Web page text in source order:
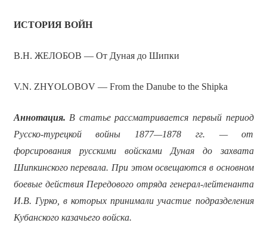
ИСТОРИЯ ВОЙН
В.Н. ЖЕЛОБОВ — От Дуная до Шипки
V.N. ZHYOLOBOV — From the Danube to the Shipka
Аннотация. В статье рассматривается первый период
Русско-турецкой войны 1877—1878 гг. — от
форсирования русскими войсками Дуная до захвата
Шипкинского перевала. При этом освещаются в основном
боевые действия Передового отряда генерал-лейтенанта
И.В. Гурко, в которых принимали участие подразделения
Кубанского казачьего войска.